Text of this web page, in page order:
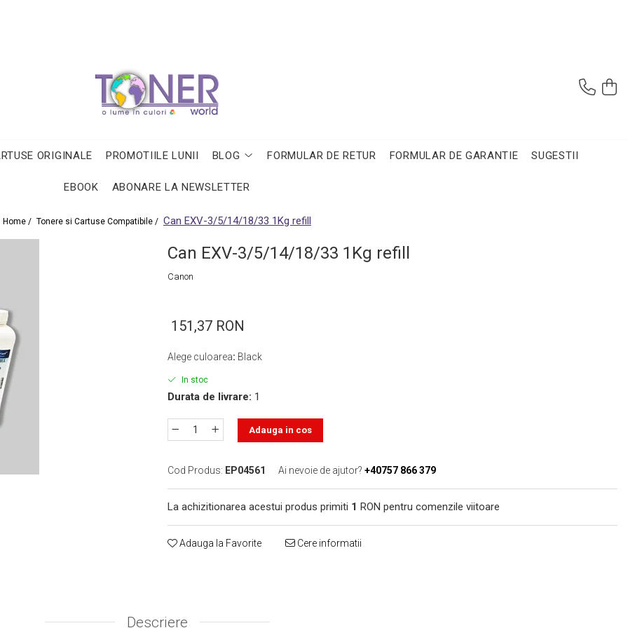
ORIGINALE PROMOTIILE LUNII BLOG FORMULAR DE RETUR FORMULAR DE GARANTIE SUGESTII
EBOOK ABONARE LA NEWSLETTER
Home / Tonere si Cartuse Compatibile / Can EXV-3/5/14/18/33 1Kg refill
Can EXV-3/5/14/18/33 1Kg refill
Canon
151,37 RON
Alege culoarea: Black
In stoc
Durata de livrare: 1
Adauga in cos
Cod Produs: EP04561 Ai nevoie de ajutor? +40757 866 379
La achizitionarea acestui produs primiti 1 RON pentru comenzile viitoare
Adauga la Favorite Cere informatii
Descriere